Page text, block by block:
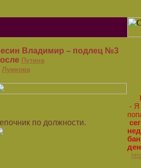
Владимир – подлец №3
Путина
Лужкова
по должности.
- Я